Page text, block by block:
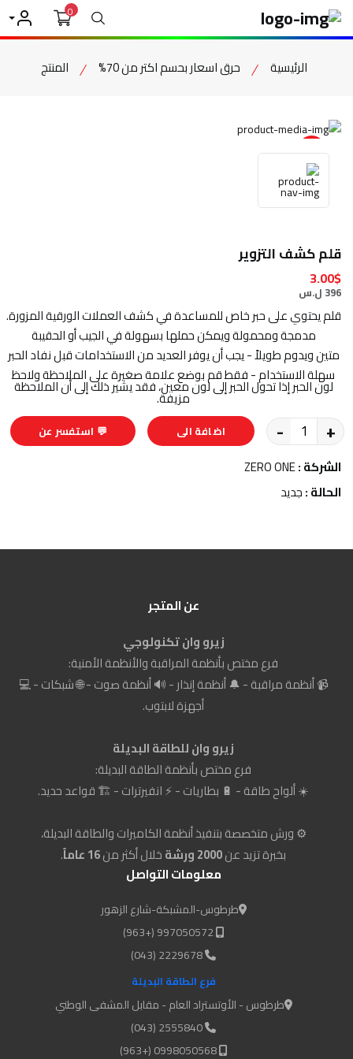
بحث0
حسابي
الرئيسية حرق اسعار بحسم اكتر من 70% المنتج
item view
قلم كشف التزوير
3.00$
396 ل.س
قلم يحتوي على حبر خاص للمساعدة في كشف العملات الورقية المزورة.
مدمجة ومحمولة ويمكن حملها بسهولة في الجيب أو الحقيبة
متين ويدوم طويلاً - يجب أن يوفر العديد من الاستخدامات قبل نفاد الحبر
سهلة الاستخدام - فقط قم بوضع علامة صغيرة على الملاحظة ولاحظ
لون الحبر إذا تحول الحبر إلى لون معين، فقد يشير ذلك إلى أن الملاحظة
مزيفة.
- +
اضافة الى
💬 استفسر عن
الشركة :ZERO ONE
الحالة :جديد
عن المتجر
زيرو وان تكنولوجي
فرع مختص بأنظمة المراقبة والأنظمة الأمنية:
📹 أنظمة مراقبة - 🔔 أنظمة إنذار - 🔊 أنظمة صوت - 🌐 شبكات - 💻
أجهزة لابتوب.
زيرو وان للطاقة البديلة
فرع مختص بأنظمة الطاقة البديلة:
☀️ ألواح طاقة - 🔋 بطاريات - ⚡ انفيرترات - 🏗️ قواعد حديد.
⚙️ ورش متخصصة بتنفيذ أنظمة الكاميرات والطاقة البديلة،
بخبرة تزيد عن2000 ورشة خلال أكثر من16 عاماً
.
معلومات التواصل
طرطوس-المشبكة-شارع الزهور
2229678 (043)
فرع الطاقة البديلة
طرطوس - الأوتستراد العام - مقابل المشفى الوطني
2555840 (043)